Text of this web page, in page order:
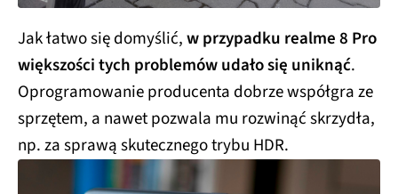
Jak łatwo się domyślić,w przypadku realme 8 Pro
większości tych problemów udało się uniknąć.
Oprogramowanie producenta dobrze współgra ze
sprzętem, a nawet pozwala mu rozwinąć skrzydła,
np. za sprawą skutecznego trybu HDR.